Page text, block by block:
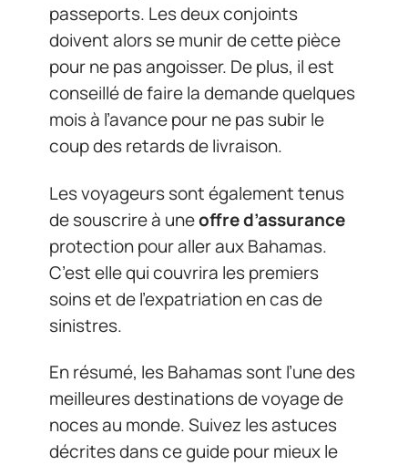
passeports. Les deux conjoints
doivent alors se munir de cette pièce
pour ne pas angoisser. De plus, il est
conseillé de faire la demande quelques
mois à l’avance pour ne pas subir le
coup des retards de livraison.
Les voyageurs sont également tenus
de souscrire à uneoffre d’assurance
protection pour aller aux Bahamas.
C’est elle qui couvrira les premiers
soins et de l’expatriation en cas de
sinistres.
En résumé, les Bahamas sont l’une des
meilleures destinations de voyage de
noces au monde. Suivez les astuces
décrites dans ce guide pour mieux le